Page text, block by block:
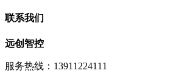
联系我们
远创智控
服务热线：13911224111